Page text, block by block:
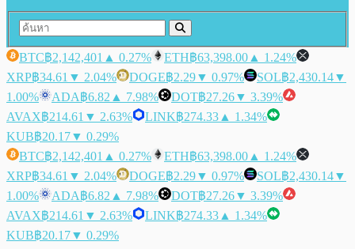
BTC฿2,142,401 ▲ 0.27% ETH฿63,398.00 ▲ 1.24%
XRP฿34.61 ▼ 2.04% DOGE฿2.29▼ 0.97% SOL฿2,430.14▼
1.00%
ADA฿6.82 ▲ 7.98% DOT฿27.26▼ 3.39%
AVAX฿214.61 ▼ 2.63% LINK฿274.33 ▲ 1.34%
KUB฿20.17▼ 0.29%
BTC฿2,142,401 ▲ 0.27% ETH฿63,398.00 ▲ 1.24%
XRP฿34.61 ▼ 2.04% DOGE฿2.29▼ 0.97% SOL฿2,430.14▼
1.00%
ADA฿6.82 ▲ 7.98% DOT฿27.26▼ 3.39%
AVAX฿214.61 ▼ 2.63% LINK฿274.33 ▲ 1.34%
KUB฿20.17▼ 0.29%